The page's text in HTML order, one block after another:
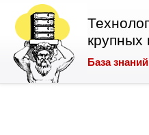
крупных
База